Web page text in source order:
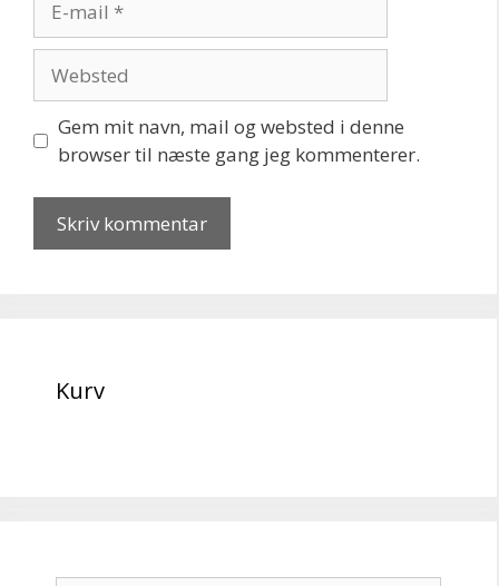
mail
Gem mit navn, mail og websted i denne
browser til næste gang jeg kommenterer.
Kurv